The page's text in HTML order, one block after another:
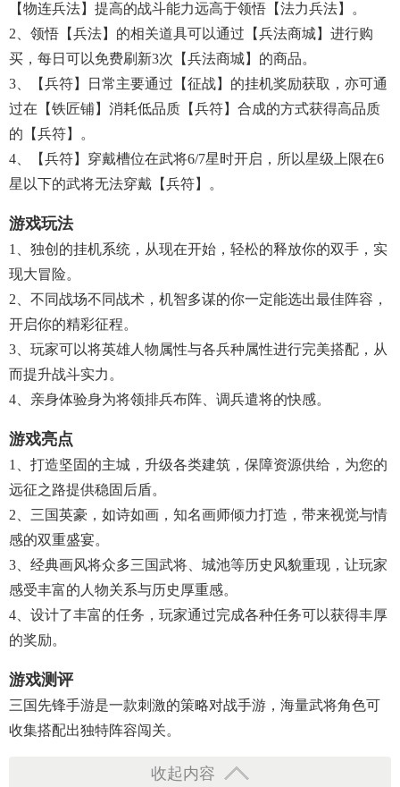
【物连兵法】提高的战斗能力远高于领悟【法力兵法】。
2、领悟【兵法】的相关道具可以通过【兵法商城】进行购
买，每日可以免费刷新3次【兵法商城】的商品。
3、【兵符】日常主要通过【征战】的挂机奖励获取，亦可通
过在【铁匠铺】消耗低品质【兵符】合成的方式获得高品质
的【兵符】。
4、【兵符】穿戴槽位在武将6/7星时开启，所以星级上限在6
星以下的武将无法穿戴【兵符】。
游戏玩法
1、独创的挂机系统，从现在开始，轻松的释放你的双手，实
现大冒险。
2、不同战场不同战术，机智多谋的你一定能选出最佳阵容，
开启你的精彩征程。
3、玩家可以将英雄人物属性与各兵种属性进行完美搭配，从
而提升战斗实力。
4、亲身体验身为将领排兵布阵、调兵遣将的快感。
游戏亮点
1、打造坚固的主城，升级各类建筑，保障资源供给，为您的
远征之路提供稳固后盾。
2、三国英豪，如诗如画，知名画师倾力打造，带来视觉与情
感的双重盛宴。
3、经典画风将众多三国武将、城池等历史风貌重现，让玩家
感受丰富的人物关系与历史厚重感。
4、设计了丰富的任务，玩家通过完成各种任务可以获得丰厚
的奖励。
游戏测评
三国先锋手游是一款刺激的策略对战手游，海量武将角色可
收集搭配出独特阵容闯关。
收起内容